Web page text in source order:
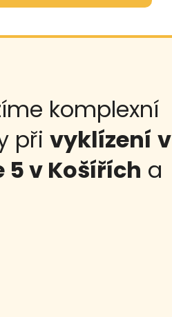
komplexní
při vyklízení v
5 v Košířích a